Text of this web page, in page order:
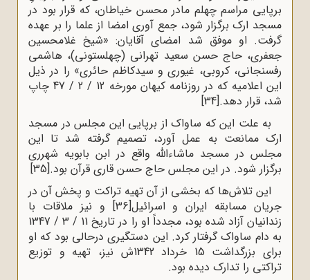
برپایی مراسم چهلم مادر محسن خیاطان، که قرار بود در
مسجد ارک برگزار شود، جمع آوری امضا از علما را بر عهده
گرفت. او موفق شد امضای آقایان: «شیخ غلامحسین
جعفری، حاج حسن سعید تهرانی (چهلستونی)، هاشمی
رفسنجانی، کروبی، غیوری و سیدکاظم حائری» را در ذیل
این اعلامیه که در روزنامه کیهان مورخه 12 / 2 / 47 چاپ
شد، قرار دهد.[34]
به علت این که ساواک از برپایی این مجلس در مسجد
ارک ممانعت به عمل آورد، تصمیم گرفته شد تا این
مجلس در مسجد ماشاءالله واقع در ابن بابویه شهرری
برگزار شود. در این مجلس حاج حسن قاری قرآن بود.[35]
این تلاش‌ها که بخشی از آن تهیه تراکت و پخش آن در
جریان مسابقه ایران و اسرائیل[36] و نیز ملاقات با
زندانیان آزاد شده بود، مجدداً او را در تاریخ 11 / 3 / 1347
به دام ساواک گرفتار کرد. این دستگیری درحالی بود که او
برای بزرگداشت 15 خرداد 1342ش نیز، تهیه و توزیع
تراکتی را تدارک دیده بود.